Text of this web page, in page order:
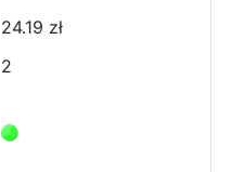
24.19 zł
2